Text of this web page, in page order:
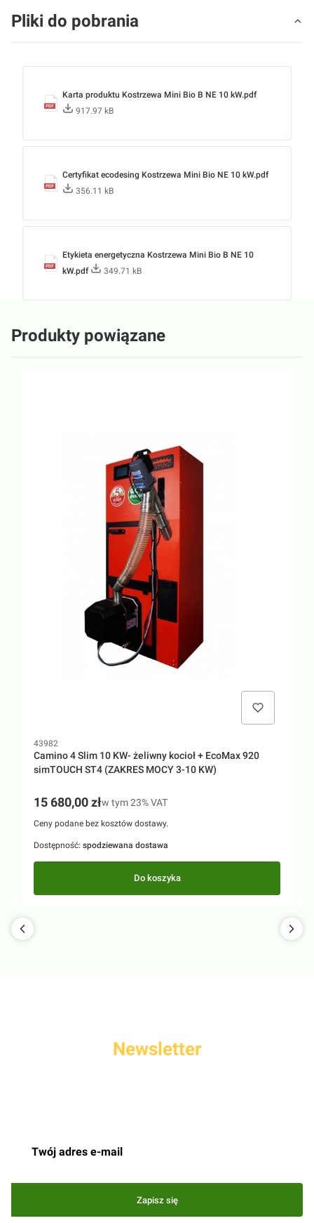
Pliki do pobrania
Karta produktu Kostrzewa Mini Bio B NE 10 kW.pdf
917.97 kB
Certyfikat ecodesing Kostrzewa Mini Bio NE 10 kW.pdf
356.11 kB
Etykieta energetyczna Kostrzewa Mini Bio B NE 10
kW.pdf
349.71 kB
Produkty powiązane
Kod produktu
43982
Camino 4 Slim 10 KW- żeliwny kocioł + EcoMax 920
simTOUCH ST4 (ZAKRES MOCY 3-10 KW)
Cena brutto
15 680,00 złw tym %s VAT
w tym23%VAT
Ceny podane bez kosztów dostawy.
Do koszyka
Dostępność: spodziewana dostawa
Newsletter
Zapisz się